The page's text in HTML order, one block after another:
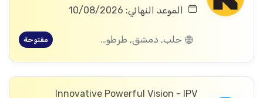
الموعد النهائي: 10/08/2026
حلب, دمشق, طرطوس, ريف دمشق, ديرالزور, درعا, السويداء, إدلب, القنيطرة, اللاذقية, الرقة, حمص, الحسكة, حماة مفتوحة
Innovative Powerful Vision - IPV